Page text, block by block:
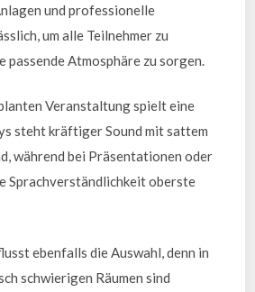
und professionelle
um alle Teilnehmer zu
passende Atmosphäre zu sorgen.
Veranstaltung spielt eine
steht kräftiger Sound mit sattem
während bei Präsentationen oder
Sprachverständlichkeit oberste
ebenfalls die Auswahl, denn in
schwierigen Räumen sind